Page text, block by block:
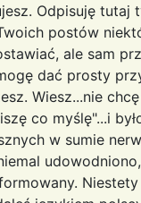
Odpisuję
postów
ale sam
dać prosty
Wiesz...nie
co myślę"...i
w sumie